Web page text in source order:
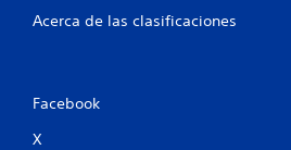
Acerca de las clasificaciones
Facebook
X